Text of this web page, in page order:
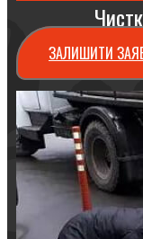
ЗАЛИШИТИ